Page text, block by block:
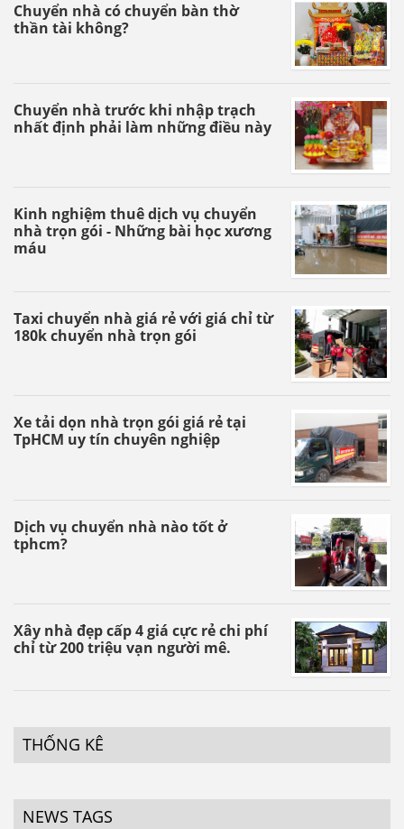
Chuyển nhà có chuyển bàn thờ
thần tài không?
Chuyển nhà trước khi nhập trạch
nhất định phải làm những điều này
Kinh nghiệm thuê dịch vụ chuyển
nhà trọn gói - Những bài học xương
máu
Taxi chuyển nhà giá rẻ với giá chỉ từ
180k chuyển nhà trọn gói
Xe tải dọn nhà trọn gói giá rẻ tại
TpHCM uy tín chuyên nghiệp
Dịch vụ chuyển nhà nào tốt ở
tphcm?
Xây nhà đẹp cấp 4 giá cực rẻ chi phí
chỉ từ 200 triệu vạn người mê.
THỐNG KÊ
NEWS TAGS